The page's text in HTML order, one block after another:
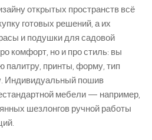
открытых пространств всё
готовых решений, а их
и подушки для садовой
комфорт, но и про стиль: вы
палитру, принты, форму, тип
Индивидуальный пошив
мебели — например,
шезлонгов ручной работы